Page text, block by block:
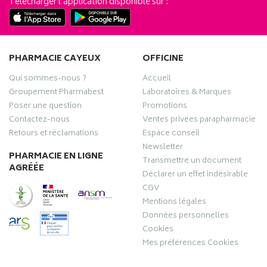
PHARMACIE CAYEUX
Qui sommes-nous ?
Groupement Pharmabest
Poser une question
Contactez-nous
Retours et réclamations
PHARMACIE EN LIGNE
AGRÉÉE
OFFICINE
Accueil
Laboratoires & Marques
Promotions
Ventes privées parapharmacie
Espace conseil
Newsletter
Transmettre un document
Déclarer un effet indésirable
CGV
Mentions légales
Données personnelles
Cookies
Mes préférences Cookies